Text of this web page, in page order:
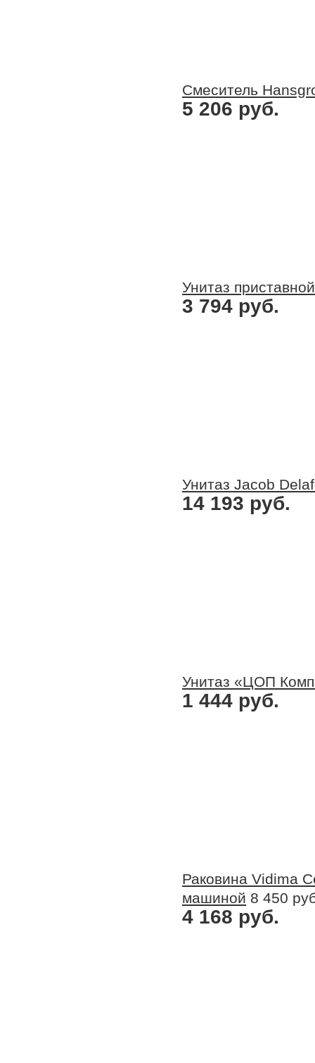
Смеситель
5 206 руб.
Унитаз
3 794 руб.
Унитаз Jacob
14 193 руб.
Унитаз «ЦОП
1 444 руб.
Раковина Vidima
машиной 8 450
4 168 руб.